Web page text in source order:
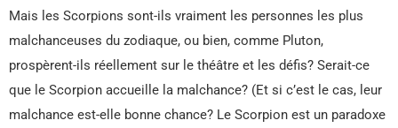
Mais les Scorpions sont-ils vraiment les personnes les plus
malchanceuses du zodiaque, ou bien, comme Pluton,
prospèrent-ils réellement sur le théâtre et les défis? Serait-ce
que le Scorpion accueille la malchance? (Et si c’est le cas, leur
malchance est-elle bonne chance? Le Scorpion est un paradoxe